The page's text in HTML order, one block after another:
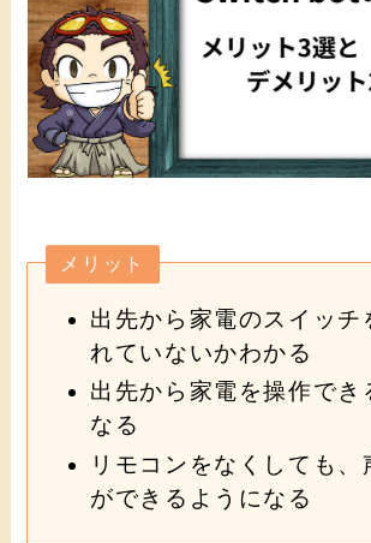
メリット
出先から家電のスイッチ
れていないかわかる
出先から家電を操作でき
なる
リモコンをなくしても、
ができるようになる